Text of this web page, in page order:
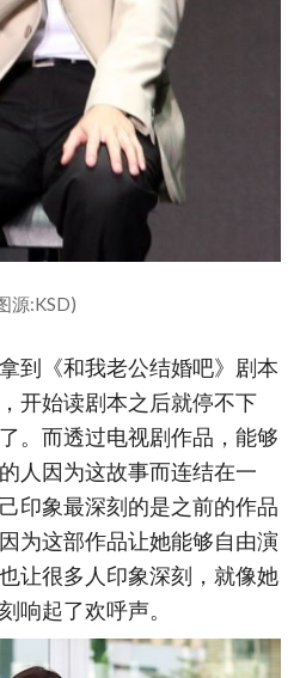
源:KSD)
到《和我老公结婚吧》剧本
开始读剧本之后就停不下
。而透过电视剧作品，能够
人因为这故事而连结在一
印象最深刻的是之前的作品
为这部作品让她能够自由演
让很多人印象深刻，就像她
响起了欢呼声。